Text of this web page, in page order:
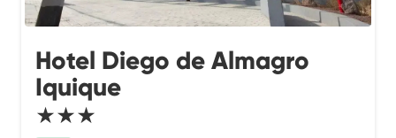
Hotel Diego de Almagro
Iquique
★★★